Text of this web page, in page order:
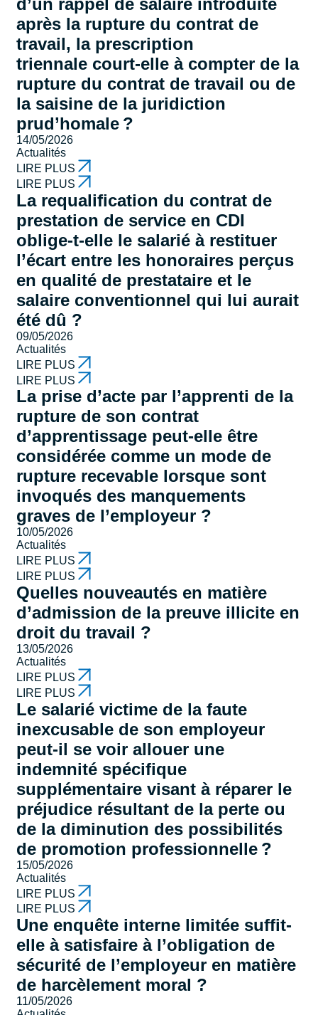
d’un rappel de salaire introduite
après la rupture du contrat de
travail, la prescription
triennale court-elle à compter de la
rupture du contrat de travail ou de
la saisine de la juridiction
prud’homale ?
14/05/2026
Actualités
LIRE PLUS
LIRE PLUS
La requalification du contrat de
prestation de service en CDI
oblige-t-elle le salarié à restituer
l’écart entre les honoraires perçus
en qualité de prestataire et le
salaire conventionnel qui lui aurait
été dû ?
09/05/2026
Actualités
LIRE PLUS
LIRE PLUS
La prise d’acte par l’apprenti de la
rupture de son contrat
d’apprentissage peut-elle être
considérée comme un mode de
rupture recevable lorsque sont
invoqués des manquements
graves de l’employeur ?
10/05/2026
Actualités
LIRE PLUS
LIRE PLUS
Quelles nouveautés en matière
d’admission de la preuve illicite en
droit du travail ?
13/05/2026
Actualités
LIRE PLUS
LIRE PLUS
Le salarié victime de la faute
inexcusable de son employeur
peut-il se voir allouer une
indemnité spécifique
supplémentaire visant à réparer le
préjudice résultant de la perte ou
de la diminution des possibilités
de promotion professionnelle ?
15/05/2026
Actualités
LIRE PLUS
LIRE PLUS
Une enquête interne limitée suffit-
elle à satisfaire à l’obligation de
sécurité de l’employeur en matière
de harcèlement moral ?
11/05/2026